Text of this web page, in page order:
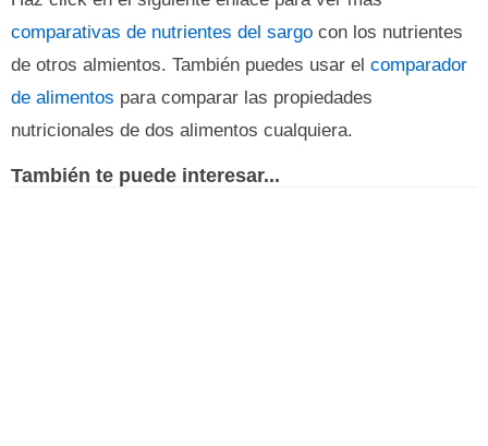
comparativas de nutrientes del sargo con los nutrientes
de otros almientos. También puedes usar el comparador
de alimentos para comparar las propiedades
nutricionales de dos alimentos cualquiera.
También te puede interesar...